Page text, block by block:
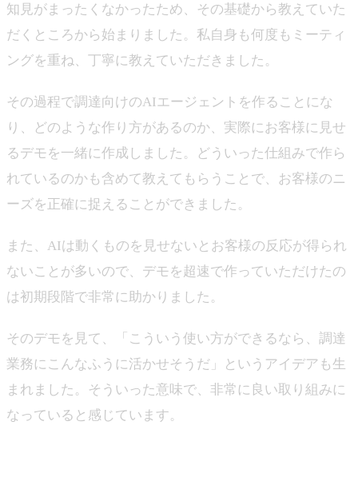
知見がまったくなかったため、その基礎から教えていた
だくところから始まりました。私自身も何度もミーティ
ングを重ね、丁寧に教えていただきました。
その過程で調達向けのAIエージェントを作ることにな
り、どのような作り方があるのか、実際にお客様に見せ
るデモを一緒に作成しました。どういった仕組みで作ら
れているのかも含めて教えてもらうことで、お客様のニ
ーズを正確に捉えることができました。
また、AIは動くものを見せないとお客様の反応が得られ
ないことが多いので、デモを超速で作っていただけたの
は初期段階で非常に助かりました。
そのデモを見て、「こういう使い方ができるなら、調達
業務にこんなふうに活かせそうだ」というアイデアも生
まれました。そういった意味で、非常に良い取り組みに
なっていると感じています。